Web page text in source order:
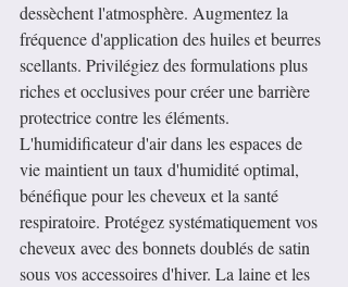
dessèchent l'atmosphère. Augmentez la
fréquence d'application des huiles et beurres
scellants. Privilégiez des formulations plus
riches et occlusives pour créer une barrière
protectrice contre les éléments.
L'humidificateur d'air dans les espaces de
vie maintient un taux d'humidité optimal,
bénéfique pour les cheveux et la santé
respiratoire. Protégez systématiquement vos
cheveux avec des bonnets doublés de satin
sous vos accessoires d'hiver. La laine et les